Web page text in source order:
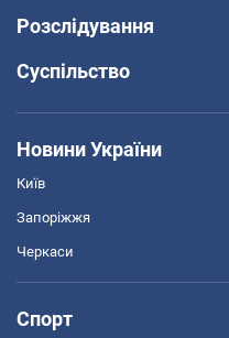
Розслідування
Суспільство
Новини України
Київ
Запоріжжя
Черкаси
Спорт